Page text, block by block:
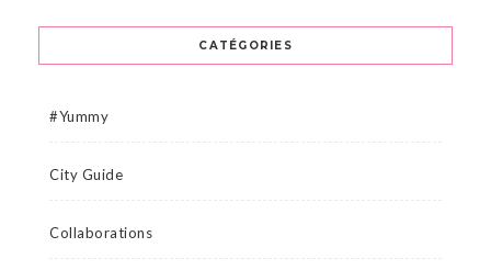
CATÉGORIES
#Yummy
City Guide
Collaborations